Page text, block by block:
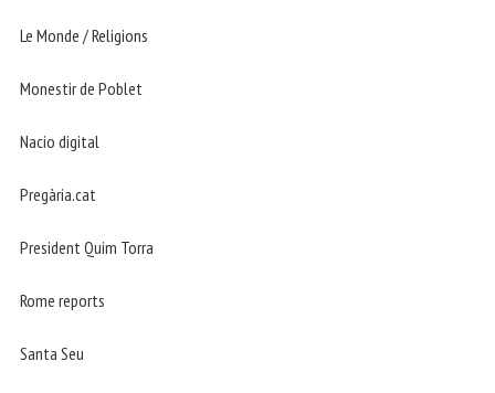
Le Monde / Religions
Monestir de Poblet
Nacio digital
Pregària.cat
President Quim Torra
Rome reports
Santa Seu